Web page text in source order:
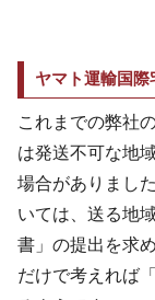
ヤマト運輸国
これまでの弊社
は発送不可な地
場合がありまし
いては、送る地
書」の提出を求
だけで考えれば